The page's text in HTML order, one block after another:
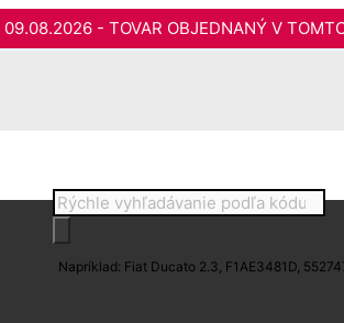
- TOVAR OBJEDNANÝ V
Products
search
Napríklad: Fiat Ducato 2.3, F1AE3481D,